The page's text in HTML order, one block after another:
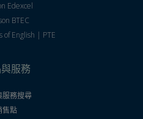
Edexcel
BTEC
of English | PTE
服務
服務搜尋
售點